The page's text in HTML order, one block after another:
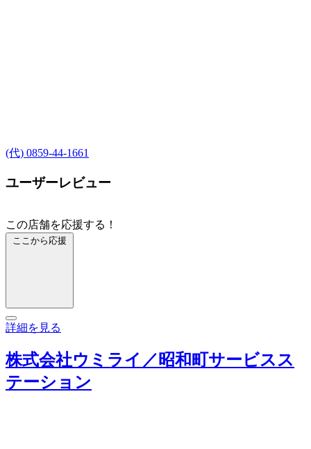
(代) 0859-44-1661
ユーザーレビュー
この店舗を応援する！
ここから応援
詳細を見る
株式会社ウミライ／昭和町サービスス
テーション